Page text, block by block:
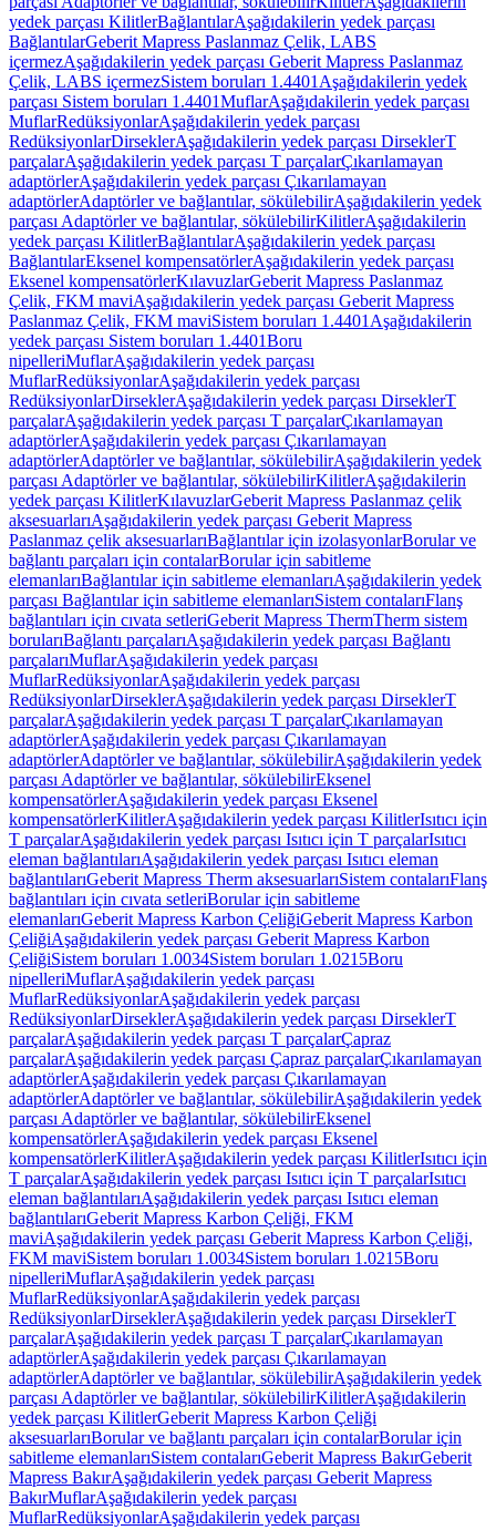
yedek parçası KilitlerBağlantılarAşağıdakilerin yedek parçası
BağlantılarGeberit Mapress Paslanmaz Çelik, LABS
içermezAşağıdakilerin yedek parçası Geberit Mapress Paslanmaz
Çelik, LABS içermezSistem boruları 1.4401 Aşağıdakilerin yedek
parçası Sistem boruları 1.4401MuflarAşağıdakilerin yedek parçası
MuflarRedüksiyonlarAşağıdakilerin yedek parçası
RedüksiyonlarDirseklerAşağıdakilerin yedek parçası DirseklerT
parçalarAşağıdakilerin yedek parçası T parçalarÇıkarılamayan
adaptörlerAşağıdakilerin yedek parçası Çıkarılamayan
adaptörlerAdaptörler ve bağlantılar, sökülebilirAşağıdakilerin yedek
parçası Adaptörler ve bağlantılar, sökülebilirKilitlerAşağıdakilerin
yedek parçası KilitlerBağlantılarAşağıdakilerin yedek parçası
BağlantılarEksenel kompensatörlerAşağıdakilerin yedek parçası
Eksenel kompensatörlerKılavuzlarGeberit Mapress Paslanmaz
Çelik, FKM maviAşağıdakilerin yedek parçası Geberit Mapress
Paslanmaz Çelik, FKM maviSistem boruları 1.4401 Aşağıdakilerin
yedek parçası Sistem boruları 1.4401Boru
nipelleriMuflarAşağıdakilerin yedek parçası
MuflarRedüksiyonlarAşağıdakilerin yedek parçası
RedüksiyonlarDirseklerAşağıdakilerin yedek parçası DirseklerT
parçalarAşağıdakilerin yedek parçası T parçalarÇıkarılamayan
adaptörlerAşağıdakilerin yedek parçası Çıkarılamayan
adaptörlerAdaptörler ve bağlantılar, sökülebilirAşağıdakilerin yedek
parçası Adaptörler ve bağlantılar, sökülebilirKilitlerAşağıdakilerin
yedek parçası KilitlerKılavuzlarGeberit Mapress Paslanmaz çelik
aksesuarlarıAşağıdakilerin yedek parçası Geberit Mapress
Paslanmaz çelik aksesuarlarıBağlantılar için izolasyonlarBorular ve
bağlantı parçaları için contalarBorular için sabitleme
elemanlarıBağlantılar için sabitleme elemanlarıAşağıdakilerin yedek
parçası Bağlantılar için sabitleme elemanlarıSistem contalarıFlanş
bağlantıları için cıvata setleriGeberit Mapress ThermTherm sistem
borularıBağlantı parçalarıAşağıdakilerin yedek parçası Bağlantı
parçalarıMuflarAşağıdakilerin yedek parçası
MuflarRedüksiyonlarAşağıdakilerin yedek parçası
RedüksiyonlarDirseklerAşağıdakilerin yedek parçası DirseklerT
parçalarAşağıdakilerin yedek parçası T parçalarÇıkarılamayan
adaptörlerAşağıdakilerin yedek parçası Çıkarılamayan
adaptörlerAdaptörler ve bağlantılar, sökülebilirAşağıdakilerin yedek
parçası Adaptörler ve bağlantılar, sökülebilirEksenel
kompensatörlerAşağıdakilerin yedek parçası Eksenel
kompensatörlerKilitlerAşağıdakilerin yedek parçası KilitlerIsıtıcı için
T parçalarAşağıdakilerin yedek parçası Isıtıcı için T parçalarIsıtıcı
eleman bağlantılarıAşağıdakilerin yedek parçası Isıtıcı eleman
bağlantılarıGeberit Mapress Therm aksesuarlarıSistem contalarıFlanş
bağlantıları için cıvata setleriBorular için sabitleme
elemanlarıGeberit Mapress Karbon ÇeliğiGeberit Mapress Karbon
ÇeliğiAşağıdakilerin yedek parçası Geberit Mapress Karbon
ÇeliğiSistem boruları 1.0034Sistem boruları 1.0215Boru
nipelleriMuflarAşağıdakilerin yedek parçası
MuflarRedüksiyonlarAşağıdakilerin yedek parçası
RedüksiyonlarDirseklerAşağıdakilerin yedek parçası DirseklerT
parçalarAşağıdakilerin yedek parçası T parçalarÇapraz
parçalarAşağıdakilerin yedek parçası Çapraz parçalarÇıkarılamayan
adaptörlerAşağıdakilerin yedek parçası Çıkarılamayan
adaptörlerAdaptörler ve bağlantılar, sökülebilirAşağıdakilerin yedek
parçası Adaptörler ve bağlantılar, sökülebilirEksenel
kompensatörlerAşağıdakilerin yedek parçası Eksenel
kompensatörlerKilitlerAşağıdakilerin yedek parçası KilitlerIsıtıcı için
T parçalarAşağıdakilerin yedek parçası Isıtıcı için T parçalarIsıtıcı
eleman bağlantılarıAşağıdakilerin yedek parçası Isıtıcı eleman
bağlantılarıGeberit Mapress Karbon Çeliği, FKM
maviAşağıdakilerin yedek parçası Geberit Mapress Karbon Çeliği,
FKM maviSistem boruları 1.0034Sistem boruları 1.0215Boru
nipelleriMuflarAşağıdakilerin yedek parçası
MuflarRedüksiyonlarAşağıdakilerin yedek parçası
RedüksiyonlarDirseklerAşağıdakilerin yedek parçası DirseklerT
parçalarAşağıdakilerin yedek parçası T parçalarÇıkarılamayan
adaptörlerAşağıdakilerin yedek parçası Çıkarılamayan
adaptörlerAdaptörler ve bağlantılar, sökülebilirAşağıdakilerin yedek
parçası Adaptörler ve bağlantılar, sökülebilirKilitlerAşağıdakilerin
yedek parçası KilitlerGeberit Mapress Karbon Çeliği
aksesuarlarıBorular ve bağlantı parçaları için contalarBorular için
sabitleme elemanlarıSistem contalarıGeberit Mapress BakırGeberit
Mapress BakırAşağıdakilerin yedek parçası Geberit Mapress
BakırMuflarAşağıdakilerin yedek parçası
MuflarRedüksiyonlarAşağıdakilerin yedek parçası